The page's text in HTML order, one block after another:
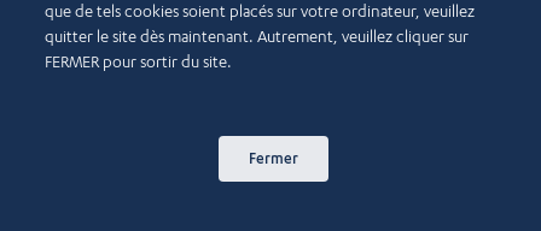
Pourquoi la sécheresse ne cesse-t-elle de
s’aggraver en dépit d’une solide prévention ?
que de tels cookies soient placés sur votre ordinateur, veuillez
quitter le site dès maintenant. Autrement, veuillez cliquer sur
FERMER pour sortir du site.
Fermer